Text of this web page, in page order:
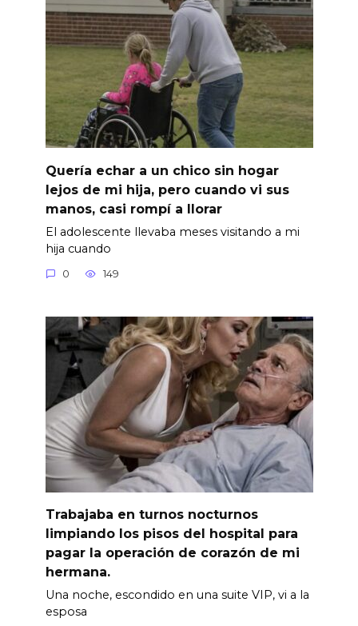
Quería echar a un chico sin hogar
lejos de mi hija, pero cuando vi sus
manos, casi rompí a llorar
El adolescente llevaba meses visitando a mi
hija cuando
0 149
Trabajaba en turnos nocturnos
limpiando los pisos del hospital para
pagar la operación de corazón de mi
hermana.
Una noche, escondido en una suite VIP, vi a la
esposa